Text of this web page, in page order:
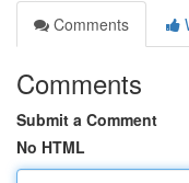
Comments
Comments
Submit a Comment
No HTML